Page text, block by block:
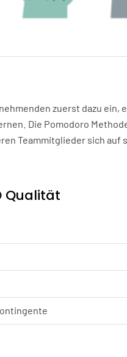
zuerst dazu
Die Pomodoro
Teammitglieder sich auf
Qualität